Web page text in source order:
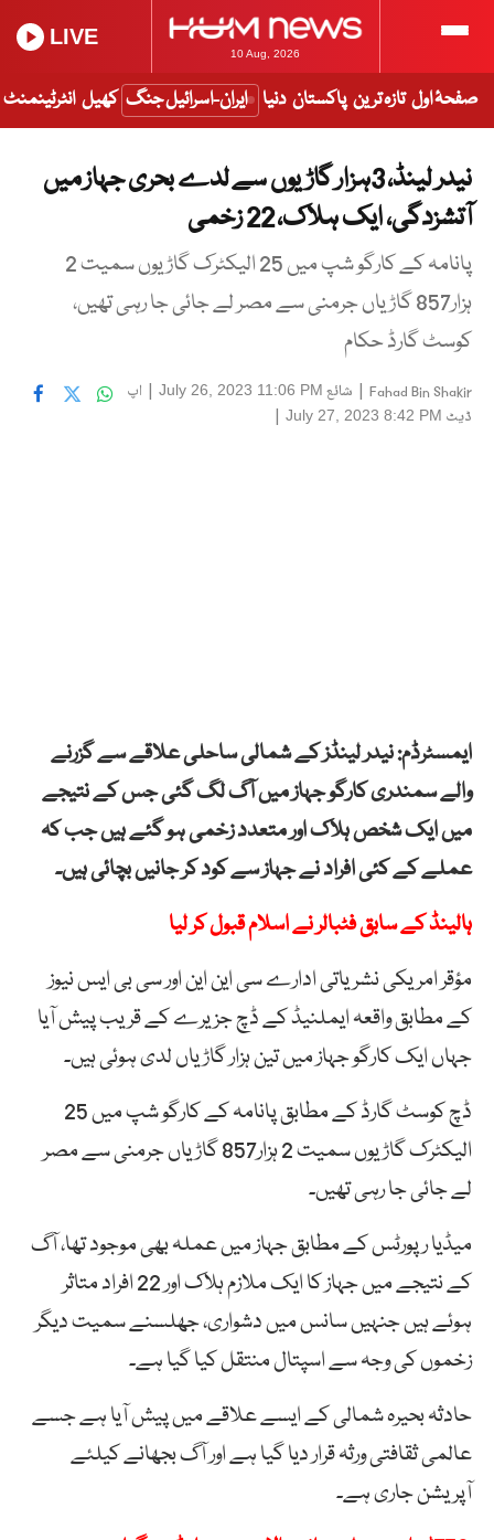
10 Aug, 2026
LIVE
صفحۂ اول تازہ ترین پاکستان دنیا ایران-اسرائیل جنگ کھیل انٹرٹینمنٹ
نیدر لینڈ، 3ہزار گاڑیوں سے لدے بحری جہاز میں
آتشزدگی، ایک ہلاک، 22 زخمی
پانامہ کے کارگو شپ میں 25 الیکٹرک گاڑیوں سمیت 2
ہزار857 گاڑیاں جرمنی سے مصر لے جائی جا رہی تھیں،
کوسٹ گارڈ حکام
Fahad Bin Shakir
| شائع July 26, 2023 11:06 PM
| اپ
ڈیٹ July 27, 2023 8:42 PM
|
ایمسٹرڈم: نیدر لینڈز کے شمالی ساحلی علاقے سے گزرنے
والے سمندری کارگو جہاز میں آگ لگ گئی جس کے نتیجے
میں ایک شخص ہلاک اور متعدد زخمی ہو گئے ہیں جب کہ
عملے کے کئی افراد نے جہاز سے کود کر جانیں بچائی ہیں۔
ہالینڈ کے سابق فٹبالر نے اسلام قبول کر لیا
مؤقر امریکی نشریاتی ادارے سی این این اور سی بی ایس نیوز
کے مطابق واقعہ ایملنیڈ کے ڈچ جزیرے کے قریب پیش آیا
جہاں ایک کارگو جہاز میں تین ہزار گاڑیاں لدی ہوئی ہیں۔
ڈچ کوسٹ گارڈ کے مطابق پانامہ کے کارگو شپ میں 25
الیکٹرک گاڑیوں سمیت 2 ہزار857 گاڑیاں جرمنی سے مصر
لے جائی جا رہی تھیں۔
میڈیا رپورٹس کے مطابق جہاز میں عملہ بھی موجود تھا، آگ
کے نتیجے میں جہاز کا ایک ملازم ہلاک اور 22 افراد متاثر
ہوئے ہیں جنہیں سانس میں دشواری، جھلسنے سمیت دیگر
زخموں کی وجہ سے اسپتال منتقل کیا گیا ہے۔
حادثہ بحیرہ شمالی کے ایسے علاقے میں پیش آیا ہے جسے
عالمی ثقافتی ورثہ قرار دیا گیا ہے اور آگ بجھانے کیلئے
آپریشن جاری ہے۔